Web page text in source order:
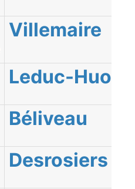
Villemaire
Leduc-Huot
Béliveau
Desrosiers